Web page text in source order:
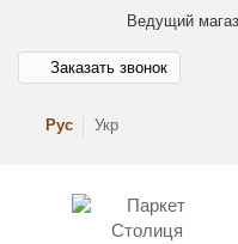
Ведущий
Рус Укр
Заказать звонок